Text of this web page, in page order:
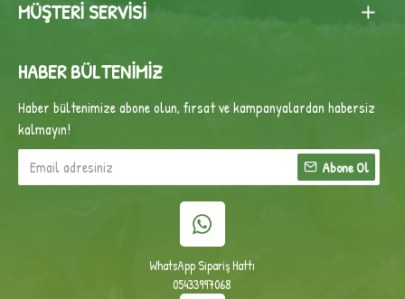
MÜŞTERI SERVISI
HABER BÜLTENIMIZ
Haber bültenimize abone olun, fırsat ve kampanyalardan habersiz
kalmayın!
Abone Ol
WhatsApp Sipariş Hattı
05433997068